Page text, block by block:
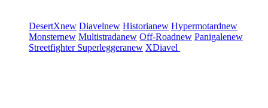
DesertXnew Diavelnew Historianew Hypermotardnew
Monsternew Multistradanew Off-Roadnew Panigalenew
Streetfighter Superleggeranew XDiavel